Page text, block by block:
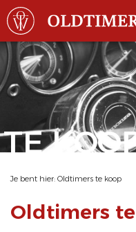
TE
Je bent hier: Oldtimers te koop
Oldtimers